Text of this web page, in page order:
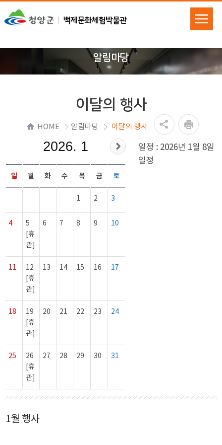
알림마당
이달의 행사
HOME 알림마당 이달의 행사
2026. 1
일 월 화 수 목 금 토
1 2 3
4
5
[휴
관]
6 7 8 9 10
11
12
[휴
관]
13 14 15 16 17
18
19
[휴
관]
20 21 22 23 24
25
26
[휴
관]
27 28 29 30 31
일정 : 2026년 1월 8일
일정
1월 행사